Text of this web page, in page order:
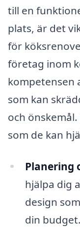
till en
plats, är det
för
företag inom
kompetensen
som kan
och
som de kan
Planering
hjälpa dig
design
din